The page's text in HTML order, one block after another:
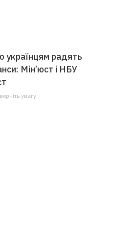
українцям радять
Мін’юст і НБУ
увагу